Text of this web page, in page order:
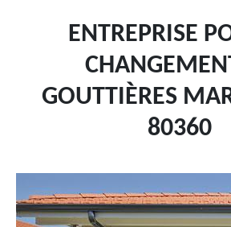
ENTREPRISE
GOUTTIÈRES
80360